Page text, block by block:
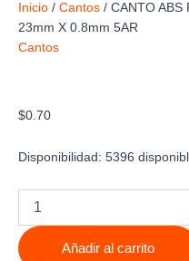
Inicio / Cantos / CANTO ABS
23mm X 0.8mm 5AR
Cantos
$0.70
Disponibilidad: 5396
ABS
ROBLE
PALMA
Añadir al carrito